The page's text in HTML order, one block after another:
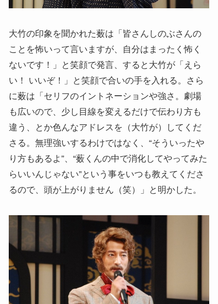
大竹の印象を聞かれた薮は「皆さんしのぶさんの
ことを怖いって言いますが、自分はまったく怖く
ないです！」と笑顔で発言、すると大竹が「えら
い！ いいぞ！」と笑顔で合いの手を入れる。さら
に薮は「セリフのイントネーションや強さ。劇場
も広いので、少し目線を変えるだけで伝わり方も
違う、とか色んなアドレスを（大竹が）してくだ
さる。無理強いするわけではなく、“そういったや
り方もあるよ”、“薮くんの中で消化してやってみた
らいいんじゃない”という事をいつも教えてくださ
るので、頭が上がりません（笑）」と明かした。